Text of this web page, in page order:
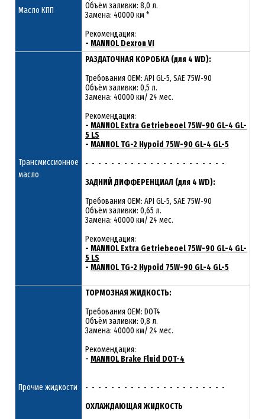
Масло КПП
Объём заливки: 8,0 л.
Замена: 40000 км *
Рекомендация:
- MANNOL Dexron VI
Трансмиссионное
масло
РАЗДАТОЧНАЯ КОРОБКА (для 4 WD):
Требования OEM: API GL-5, SAE 75W-90
Объём заливки: 0,5 л.
Замена: 40000 км/ 24 мес.
Рекомендация:
- MANNOL Extra Getriebeoel 75W-90 GL-4 GL-
5 LS
- MANNOL TG-2 Hypoid 75W-90 GL-4 GL-5
- - - - - - - - - - - - - - - - - - - - - -
ЗАДНИЙ ДИФФЕРЕНЦИАЛ (для 4 WD):
Требования OEM: API GL-5, SAE 75W-90
Объём заливки: 0,65 л.
Замена: 40000 км/ 24 мес.
Рекомендация:
- MANNOL Extra Getriebeoel 75W-90 GL-4 GL-
5 LS
- MANNOL TG-2 Hypoid 75W-90 GL-4 GL-5
Прочие жидкости
ТОРМОЗНАЯ ЖИДКОСТЬ:
Требования OEM: DOT4
Объём заливки: 0,8 л.
Замена: 40000 км/ 24 мес.
Рекомендация:
- MANNOL Brake Fluid DOT-4
- - - - - - - - - - - - - - - - - - - - - -
ОХЛАЖДАЮЩАЯ ЖИДКОСТЬ